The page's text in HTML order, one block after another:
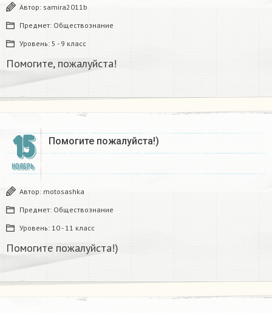
Автор: samira2011b
Предмет: Обществознание
Уровень: 5 - 9 класс
Помогите, пожалуйста!
15
НОЯБРЬ
Помогите пожалуйста!) ​
Автор: motosashka
Предмет: Обществознание
Уровень: 10 - 11 класс
Помогите пожалуйста!) ​